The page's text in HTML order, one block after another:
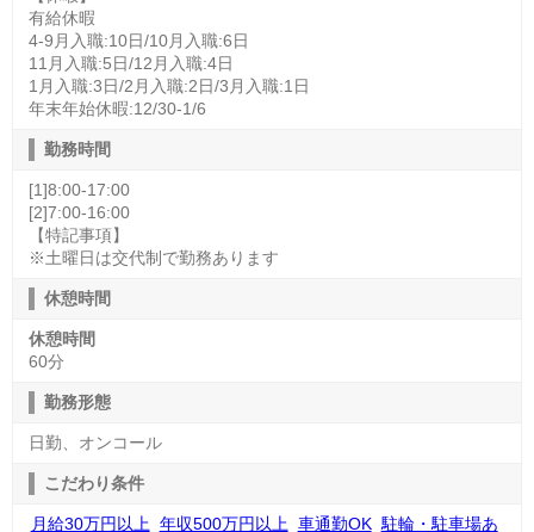
有給休暇
4-9月入職:10日/10月入職:6日
11月入職:5日/12月入職:4日
1月入職:3日/2月入職:2日/3月入職:1日
年末年始休暇:12/30-1/6
勤務時間
[1]8:00-17:00
[2]7:00-16:00
【特記事項】
※土曜日は交代制で勤務あります
休憩時間
休憩時間
60分
勤務形態
日勤、オンコール
こだわり条件
月給30万円以上 年収500万円以上 車通勤OK 駐輪・駐車場あ